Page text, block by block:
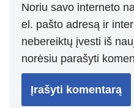
Noriu savo interneto
el. pašto adresą ir
nebereiktų įvesti iš
norėsiu parašyti